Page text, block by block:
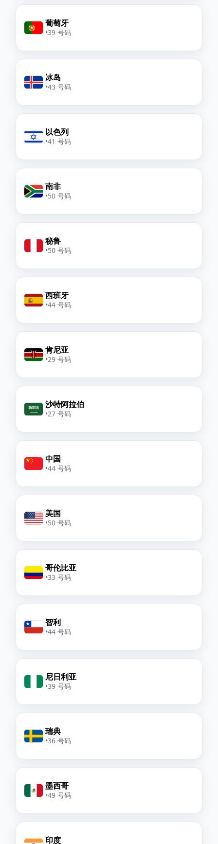
葡萄牙
•39 号码
冰岛
•43 号码
以色列
•41 号码
南非
•50 号码
秘鲁
•50 号码
西班牙
•44 号码
肯尼亚
•29 号码
沙特阿拉伯
•27 号码
中国
•44 号码
美国
•50 号码
哥伦比亚
•33 号码
智利
•44 号码
尼日利亚
•39 号码
瑞典
•36 号码
墨西哥
•49 号码
印度